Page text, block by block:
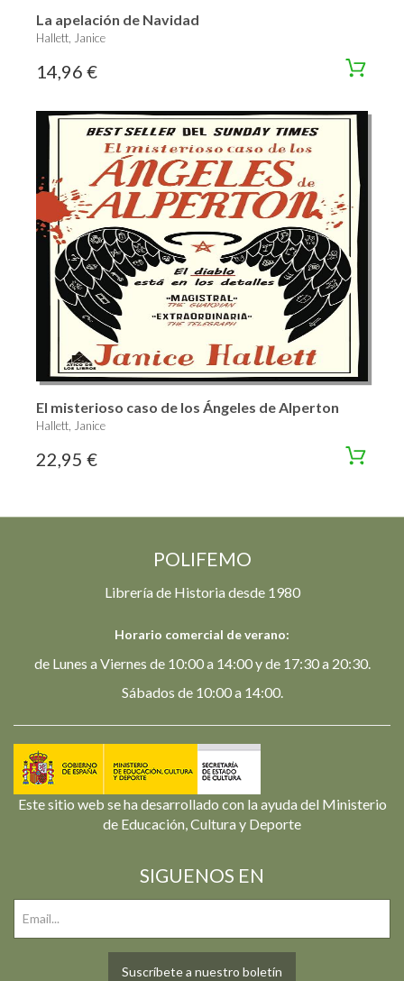
La apelación de Navidad
Hallett, Janice
14,96 €
El misterioso caso de los Ángeles de Alperton
Hallett, Janice
22,95 €
POLIFEMO
Librería de Historia desde 1980
Horario comercial de verano:
de Lunes a Viernes de 10:00 a 14:00 y de 17:30 a 20:30.
Sábados de 10:00 a 14:00.
Este sitio web se ha desarrollado con la ayuda del Ministerio
de Educación, Cultura y Deporte
SIGUENOS EN
Suscríbete a nuestro boletín